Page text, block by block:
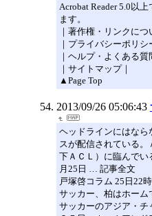
Acrobat Reader 5.0以
ます。
｜著作権・リンクにつ
｜プライバシーポリシ
｜ヘルプ・よくある質
｜サイトマップ｜
▲Page Top
2013/09/26 05:06:43
ヘッドラインにはなら
スが配信されている
下ＡＣＬ）に臨んでい
月25日 … 記事全文
戸塚啓コラム 25日22
サッカー、柏はホーム
サッカーのアジア・チ